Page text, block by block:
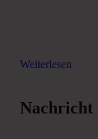
Weiterlesen
Nachricht